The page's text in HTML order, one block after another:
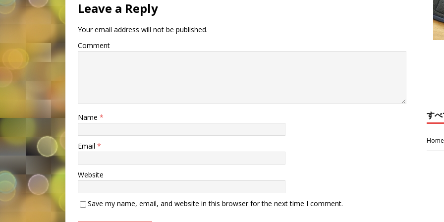
Leave a Reply
Your email address will not be published.
Comment
Name *
Email *
Website
Save my name, email, and website in this browser for the next time I comment.
す
Home